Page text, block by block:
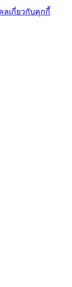
ลเกี่ยวกับคุกกี้